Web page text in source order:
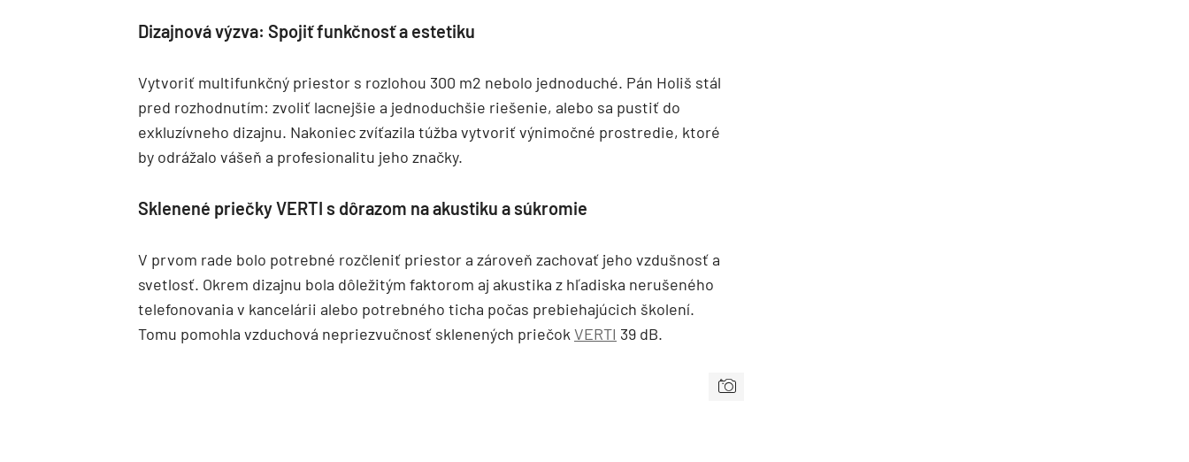
Dizajnová výzva: Spojiť funkčnosť a estetiku
Vytvoriť multifunkčný priestor s rozlohou 300 m2 nebolo jednoduché. Pán Holiš stál
pred rozhodnutím: zvoliť lacnejšie a jednoduchšie riešenie, alebo sa pustiť do
exkluzívneho dizajnu. Nakoniec zvíťazila túžba vytvoriť výnimočné prostredie, ktoré
by odrážalo vášeň a profesionalitu jeho značky.
Sklenené priečky VERTI s dôrazom na akustiku a súkromie
V prvom rade bolo potrebné rozčleniť priestor a zároveň zachovať jeho vzdušnosť a
svetlosť. Okrem dizajnu bola dôležitým faktorom aj akustika z hľadiska nerušeného
telefonovania v kancelárii alebo potrebného ticha počas prebiehajúcich školení.
Tomu pomohla vzduchová nepriezvučnosť sklenených priečok VERTI 39 dB.